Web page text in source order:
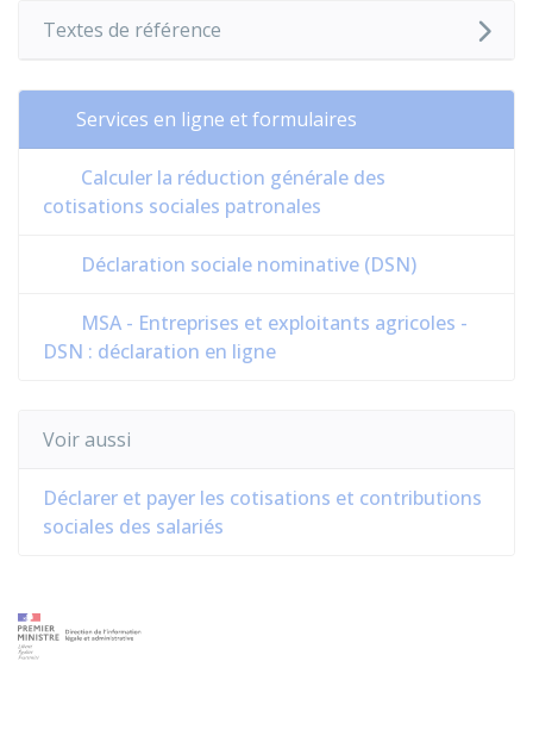
Textes de référence
Services en ligne et formulaires
Calculer la réduction générale des
cotisations sociales patronales
Déclaration sociale nominative (DSN)
MSA - Entreprises et exploitants agricoles -
DSN : déclaration en ligne
Voir aussi
Déclarer et payer les cotisations et contributions
sociales des salariés